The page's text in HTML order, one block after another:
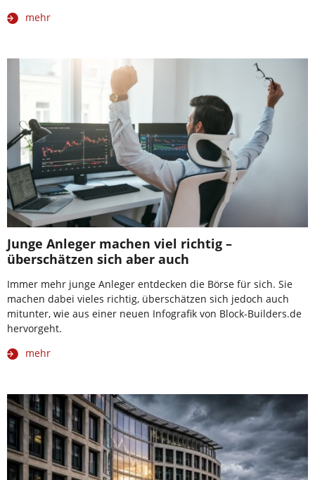
mehr
Junge Anleger machen viel richtig –
überschätzen sich aber auch
Immer mehr junge Anleger entdecken die Börse für sich. Sie
machen dabei vieles richtig, überschätzen sich jedoch auch
mitunter, wie aus einer neuen Infografik von Block-Builders.de
hervorgeht.
mehr